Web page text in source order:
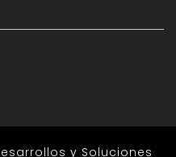
y Soluciones